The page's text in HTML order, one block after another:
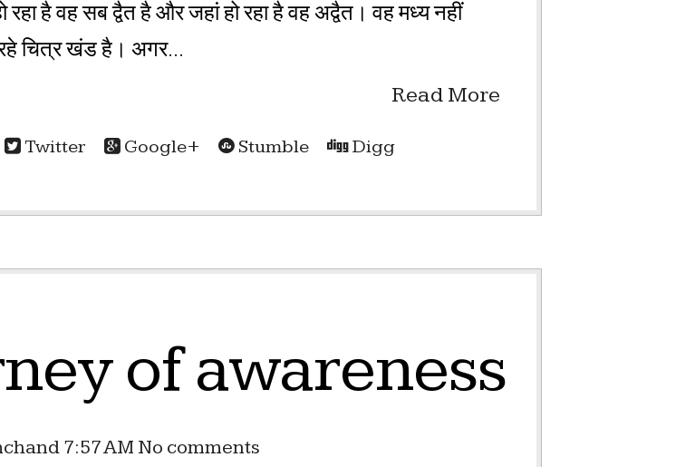
है वह सब द्वैत है और जहां हो रहा है वह अद्वैत। वह मध्य नहीं
चित्र खंड है। अगर...
Read More
Twitter Google+ Stumble Digg
of awareness
7:57 AM No comments